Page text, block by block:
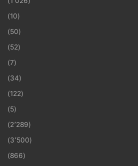
(10)
(50)
(52)
(7)
(34)
(122)
(5)
(2٬289)
(3٬500)
(866)